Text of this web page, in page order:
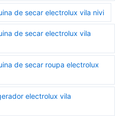
de secar electrolux vila nivi
de secar electrolux vila
de secar roupa electrolux
electrolux vila